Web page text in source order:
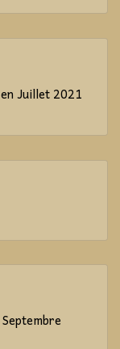
Juillet 2021